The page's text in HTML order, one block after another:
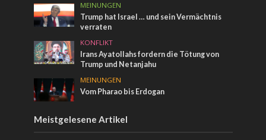
MEINUNGEN
Trump hat Israel … und sein Vermächtnis
verraten
KONFLIKT
Irans Ayatollahs fordern die Tötung von
Trump und Netanjahu
MEINUNGEN
Vom Pharao bis Erdogan
Meistgelesene Artikel